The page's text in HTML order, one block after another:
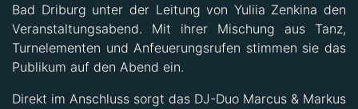
Bad Driburg unter der Leitung von Yuliia Zenkina den
Veranstaltungsabend. Mit ihrer Mischung aus Tanz,
Turnelementen und Anfeuerungsrufen stimmen sie das
Publikum auf den Abend ein.
Direkt im Anschluss sorgt das DJ-Duo Marcus & Markus